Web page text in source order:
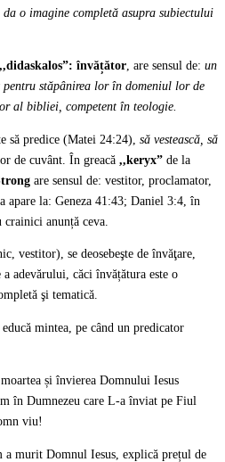
o imagine completă asupra subiectului
,,didaskalos”: învățător, are sensul de: un
pentru stăpânirea lor în domeniul lor de
al bibliei, competent în teologie.
să predice (Matei 24:24), să vestească, să
de cuvânt. În greacă ,,keryx” de la
are sensul de: vestitor, proclamator,
apare la: Geneza 41:43; Daniel 3:4, în
anunță ceva.
vestitor), se deosebeşte de învăţare,
adevărului, căci învățătura este o
şi tematică.
mintea, pe când un predicator
și învierea Domnului Iesus
în Dumnezeu care L-a înviat pe Fiul
viu!
murit Domnul Iesus, explică prețul de